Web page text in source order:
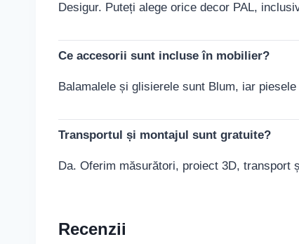
Desigur. Puteți alege orice decor PAL,
Ce accesorii sunt incluse în mobilier?
Balamalele și glisierele sunt Blum, iar
Transportul și montajul sunt gratuite?
Da. Oferim măsurători, proiect 3D, transport
Recenzii